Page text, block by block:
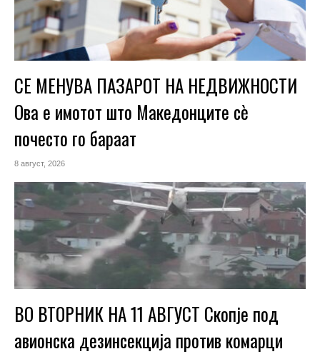
СЕ МЕНУВА ПАЗАРОТ НА НЕДВИЖНОСТИ
Ова е имотот што Македонците сè
почесто го бараат
8 август, 2026
ВО ВТОРНИК НА 11 АВГУСТ Скопје под
авионска дезинсекција против комарци